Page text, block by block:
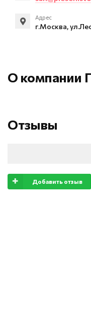
Адрес
г.Москва,
О компании
Отзывы
Добавить отзыв